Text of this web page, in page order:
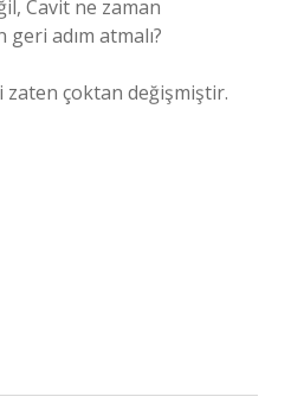
Cavit ne zaman
adım atmalı?
zaten çoktan değişmiştir.